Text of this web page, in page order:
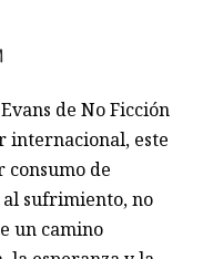
de No Ficción
internacional, este
de
al sufrimiento, no
un camino